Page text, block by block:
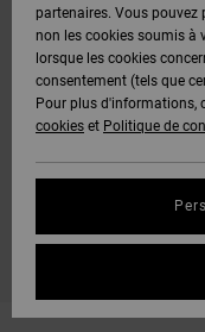
partenaires. Vous pouvez
non les cookies soumis à
lorsque les cookies
consentement (tels que
Pour plus d'informations,
cookies et Politique de